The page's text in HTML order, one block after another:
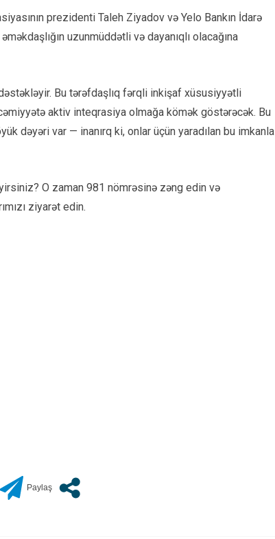
prezidenti Taleh Ziyadov və Yelo Bankın İdarə
uzunmüddətli və dayanıqlı olacağına
Bu tərəfdaşlıq fərqli inkişaf xüsusiyyətli
aktiv inteqrasiya olmağa kömək göstərəcək. Bu
dəyəri var — inanırq ki, onlar üçün yaradılan bu imkanla
O zaman 981 nömrəsinə zəng edin və
ziyarət edin.